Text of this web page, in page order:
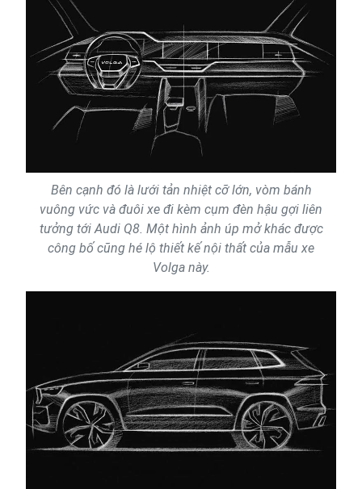
Bên cạnh đó là lưới tản nhiệt cỡ lớn, vòm bánh
vuông vức và đuôi xe đi kèm cụm đèn hậu gợi liên
tưởng tới Audi Q8. Một hình ảnh úp mở khác được
công bố cũng hé lộ thiết kế nội thất của mẫu xe
Volga này.